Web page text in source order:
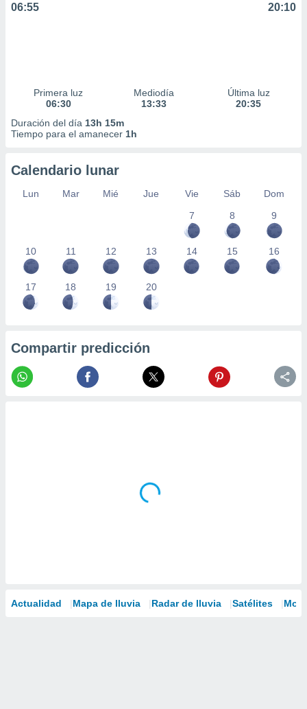
06:55 20:10
Primera luz
06:30
Mediodía
13:33
Última luz
20:35
Duración del día 13h 15m
Tiempo para el amanecer 1h
Calendario lunar
Lun Mar Mié Jue Vie Sáb
Dom
7
8 9
10 11 12 13 14 15 16
17 18 19 20
Compartir predicción
Actualidad Mapa de lluvia Radar de lluvia Satélites